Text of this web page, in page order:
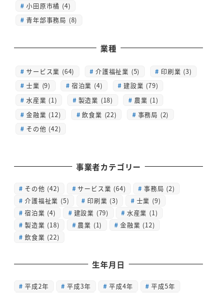
小田原市橘 (4)
青年部事務局 (8)
業種
サービス業 (64) 介護福祉業 (5)
印刷業 (3)
士業 (9)
宿泊業 (4)
建設業 (79)
水産業 (1)
製造業 (18)
農業 (1)
金融業 (12)
飲食業 (22)
事務局 (2)
その他 (42)
事業者カテゴリー
その他 (42) サービス業 (64) 事務局 (2)
介護福祉業 (5) 印刷業 (3) 士業 (9)
宿泊業 (4) 建設業 (79) 水産業 (1)
製造業 (18) 農業 (1) 金融業 (12)
飲食業 (22)
生年月日
平成2年 平成3年 平成4年
平成5年